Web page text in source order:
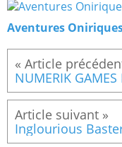
Aventures
NUMERIK GAMES
Inglourious